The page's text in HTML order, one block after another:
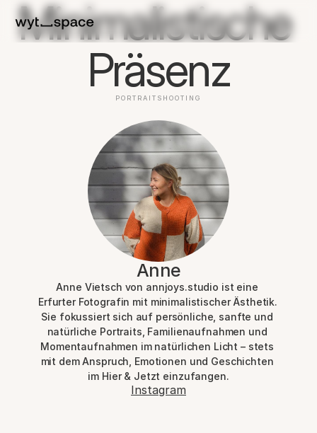
Minimalistische
Präsenz
PORTRAITSHOOTING
Anne
Anne Vietsch von annjoys.studio ist eine
Erfurter Fotografin mit minimalistischer Ästhetik.
Sie fokussiert sich auf persönliche, sanfte und
natürliche Portraits, Familienaufnahmen und
Momentaufnahmen im natürlichen Licht – stets
mit dem Anspruch, Emotionen und Geschichten
im Hier & Jetzt einzufangen.
Instagram